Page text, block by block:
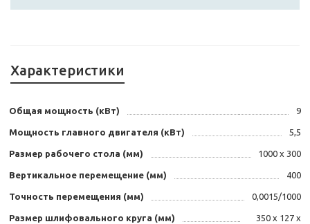
Характеристики
Общая мощность (кВт) 9
Мощность главного двигателя (кВт) 5,5
Размер рабочего стола (мм) 1000 х 300
Вертикальное перемещение (мм) 400
Точность перемещения (мм) 0,0015/1000
Размер шлифовального круга (мм)
350 х 127 х